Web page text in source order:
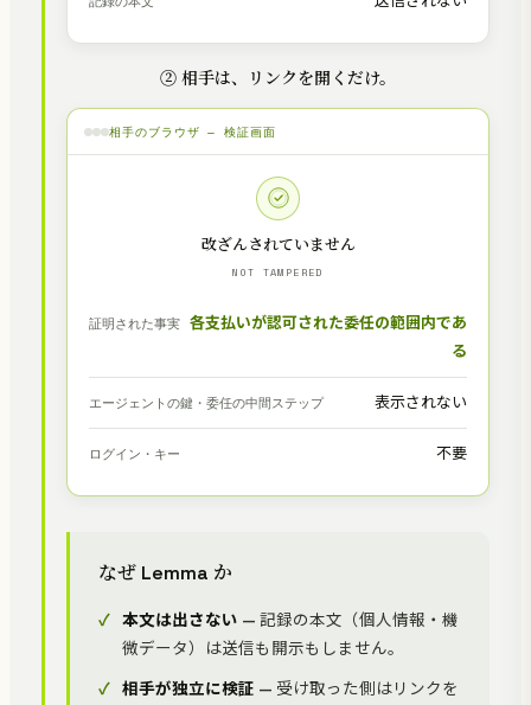
② 相手は、リンクを開くだけ。
相手のブラウザ — 検証画面
改ざんされていません
NOT TAMPERED
証明された事実 各支払いが認可された委任の範囲内であ
る
エージェントの鍵・委任の中間ステップ 表示されない
ログイン・キー 不要
なぜ Lemma か
本文は出さない — 記録の本文（個人情報・機
微データ）は送信も開示もしません。
相手が独立に検証 — 受け取った側はリンクを